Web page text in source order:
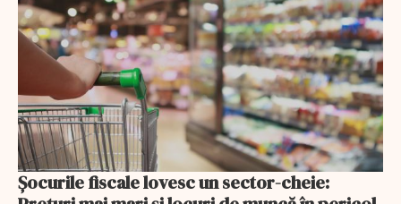
Șocurile fiscale lovesc un sector-cheie: